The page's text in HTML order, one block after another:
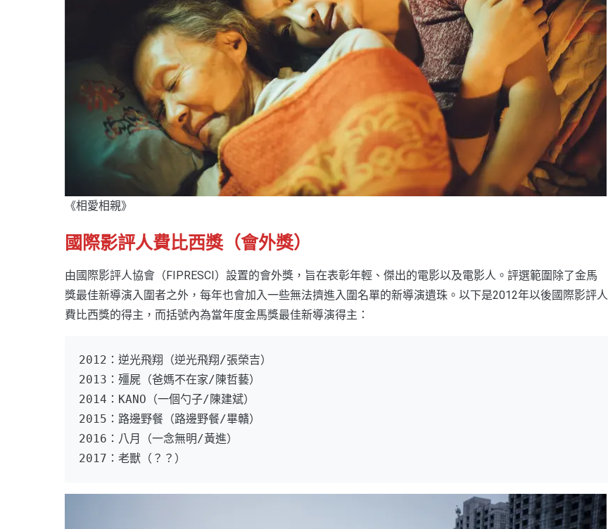
《相愛相親》
國際影評人費比西獎（會外獎）
由國際影評人協會（FIPRESCI）設置的會外獎，旨在表彰年輕、傑出的電影以及電影人。評選範圍除了金馬
獎最佳新導演入圍者之外，每年也會加入一些無法擠進入圍名單的新導演遺珠。以下是2012年以後國際影評人
費比西獎的得主，而括號內為當年度金馬獎最佳新導演得主：
2012：逆光飛翔（逆光飛翔/張榮吉）
2013：殭屍（爸媽不在家/陳哲藝）
2014：KANO（一個勺子/陳建斌）
2015：路邊野餐（路邊野餐/畢贛）
2016：八月（一念無明/黃進）
2017：老獸（？？）